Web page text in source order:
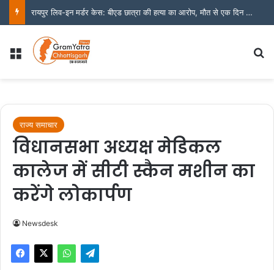
रायपुर लिव-इन मर्डर केस: बीएड छात्रा की हत्या का आरोप, मौत से एक दिन पहले बहन को बताई थी मारपीट की बात
Menu
राज्य समाचार
विधानसभा अध्यक्ष मेडिकल
कालेज में सीटी स्कैन मशीन का
करेंगे लोकार्पण
Newsdesk